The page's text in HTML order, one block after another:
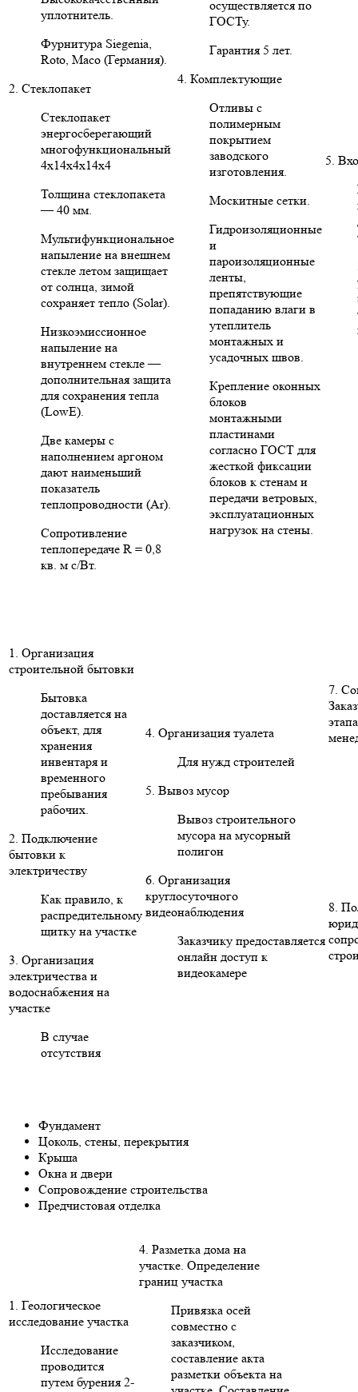
уплотнитель.
Фурнитура Siegenia,
Roto, Maco (Германия).
2. Стеклопакет
Стеклопакет
энергосберегающий
многофункциональный
4х14х4х14х4
Толщина стеклопакета
— 40 мм.
Мультифункциональное
напыление на внешнем
стекле летом защищает
от солнца, зимой
сохраняет тепло (Solar).
Низкоэмиссионное
напыление на
внутреннем стекле —
дополнительная защита
для сохранения тепла
(LowE).
Две камеры с
наполнением аргоном
дают наименьший
показатель
теплопроводности (Ar).
Сопротивление
теплопередаче R = 0,8
кв. м с/Вт.
осуществляется по
ГОСТу.
Гарантия 5 лет.
4. Комплектующие
Отливы с
полимерным
покрытием
заводского
изготовления.
Москитные сетки.
Гидроизоляционные
и
пароизоляционные
ленты,
препятствующие
попаданию влаги в
утеплитель
монтажных и
усадочных швов.
Крепление оконных
блоков
монтажными
пластинами
согласно ГОСТ для
жесткой фиксации
блоков к стенам и
передачи ветровых,
эксплуатационных
нагрузок на стены.
5.
1. Организация
строительной бытовки
Бытовка
доставляется на
объект, для
хранения
инвентаря и
временного
пребывания
рабочих.
2. Подключение
бытовки к
электричеству
Как правило, к
распредительному
щитку на участке
3. Организация
электричества и
водоснабжения на
участке
В случае
отсутствия
4. Организация туалета
Для нужд строителей
5. Вывоз мусор
Вывоз строительного
мусора на мусорный
полигон
6. Организация
круглосуточного
видеонаблюдения
Заказчику предоставляется
онлайн доступ к
видеокамере
7.
8.
Фундамент
Цоколь, стены, перекрытия
Крыша
Окна и двери
Сопровождение строительства
Предчистовая отделка
1. Геологическое
исследование участка
Исследование
проводится
путем бурения 2-
4. Разметка дома на
участке. Определение
границ участка
Привязка осей
совместно с
заказчиком,
составление акта
разметки объекта на